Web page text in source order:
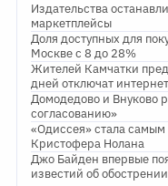
Издательства
маркетплейсы
Доля доступных для
Москве с 8 до 28%
Жителей Камчатки
дней отключат интернет
Домодедово и Внуково
согласованию»
«Одиссея» стала
Кристофера Нолана
Джо Байден впервые
известий об